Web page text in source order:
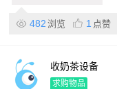
482 浏览 1 点赞
收奶茶设备
求购物品